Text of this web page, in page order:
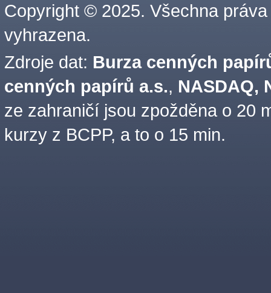
Copyright © 2025. Všechna práva
vyhrazena.
Zdroje dat: Burza cenných
cenných papírů a.s., NASDAQ,
ze zahraničí jsou zpožděna o 20
kurzy z BCPP, a to o 15 min.